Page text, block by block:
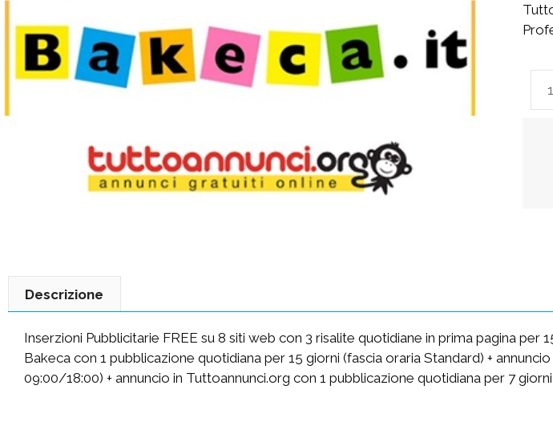
Descrizione
Inserzioni Pubblicitarie FREE su 8 siti web con 3 risalite quotidiane in prima pagina per
Bakeca con 1 pubblicazione quotidiana per 15 giorni (fascia oraria Standard) +
09:00/18:00) + annuncio in Tuttoannunci.org con 1 pubblicazione quotidiana per 7